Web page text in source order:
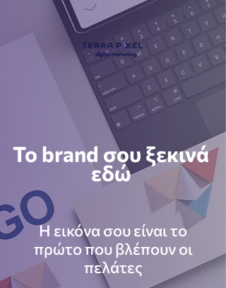
Το brand σου ξεκινά
εδώ
Η εικόνα σου είναι το
πρώτο που βλέπουν οι
πελάτες